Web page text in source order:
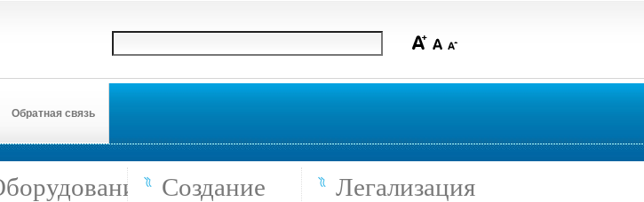
Обратная связь
Создание
Легализация